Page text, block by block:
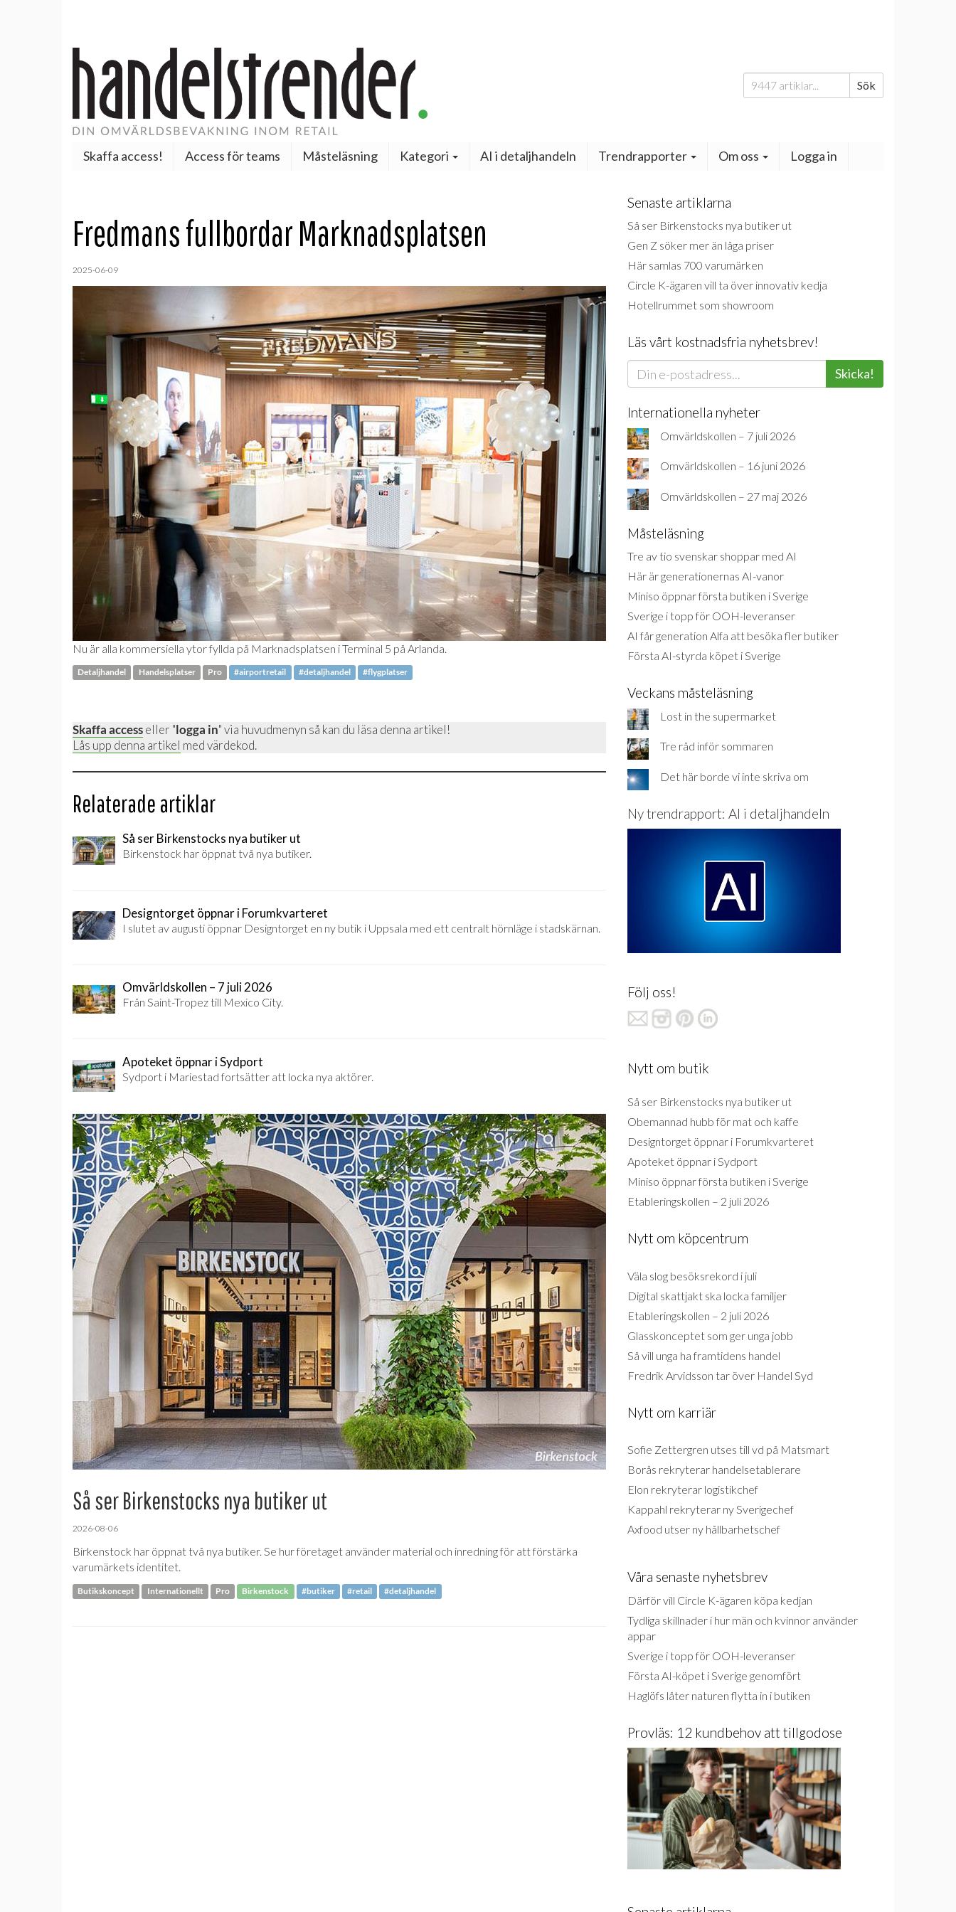
Sök
efter:
Sök
Skaffa access! Access för teams Måsteläsning Kategori AI i detaljhandeln Trendrapporter Om oss Logga in
Fredmans fullbordar Marknadsplatsen
2025-06-09
Nu är alla kommersiella ytor fyllda på Marknadsplatsen i Terminal 5 på Arlanda.
Detaljhandel Handelsplatser Pro #airportretail #detaljhandel #flygplatser
Skaffa accesseller "logga in" via huvudmenyn så kan du läsa denna artikel!
Lås upp denna artikel med värdekod.
Relaterade artiklar
Så ser Birkenstocks nya butiker ut
Birkenstock har öppnat två nya butiker.
Designtorget öppnar i Forumkvarteret
I slutet av augusti öppnar Designtorget en ny butik i Uppsala med ett centralt hörnläge i stadskärnan.
Omvärldskollen – 7 juli 2026
Från Saint-Tropez till Mexico City.
Apoteket öppnar i Sydport
Sydport i Mariestad fortsätter att locka nya aktörer.
Så ser Birkenstocks nya butiker ut
2026-08-06
Birkenstock har öppnat två nya butiker. Se hur företaget använder material och inredning för att förstärka
varumärkets identitet.
Butikskoncept Internationellt Pro Birkenstock #butiker #retail #detaljhandel
Senaste artiklarna
Så ser Birkenstocks nya butiker ut
Gen Z söker mer än låga priser
Här samlas 700 varumärken
Circle K-ägaren vill ta över innovativ kedja
Hotellrummet som showroom
Läs vårt kostnadsfria nyhetsbrev!
Skicka!
Internationella nyheter
Omvärldskollen – 7 juli 2026
Omvärldskollen – 16 juni 2026
Omvärldskollen – 27 maj 2026
Måsteläsning
Tre av tio svenskar shoppar med AI
Här är generationernas AI-vanor
Miniso öppnar första butiken i Sverige
Sverige i topp för OOH-leveranser
AI får generation Alfa att besöka fler butiker
Första AI-styrda köpet i Sverige
Veckans måsteläsning
Lost in the supermarket
Tre råd inför sommaren
Det här borde vi inte skriva om
Ny trendrapport: AI i detaljhandeln
Följ oss!
Nytt om butik
Så ser Birkenstocks nya butiker ut
Obemannad hubb för mat och kaffe
Designtorget öppnar i Forumkvarteret
Apoteket öppnar i Sydport
Miniso öppnar första butiken i Sverige
Etableringskollen – 2 juli 2026
Nytt om köpcentrum
Väla slog besöksrekord i juli
Digital skattjakt ska locka familjer
Etableringskollen – 2 juli 2026
Glasskonceptet som ger unga jobb
Så vill unga ha framtidens handel
Fredrik Arvidsson tar över Handel Syd
Nytt om karriär
Sofie Zettergren utses till vd på Matsmart
Borås rekryterar handelsetablerare
Elon rekryterar logistikchef
Kappahl rekryterar ny Sverigechef
Axfood utser ny hållbarhetschef
Våra senaste nyhetsbrev
Därför vill Circle K-ägaren köpa kedjan
Tydliga skillnader i hur män och kvinnor använder
appar
Sverige i topp för OOH-leveranser
Första AI-köpet i Sverige genomfört
Haglöfs låter naturen flytta in i butiken
Provläs: 12 kundbehov att tillgodose